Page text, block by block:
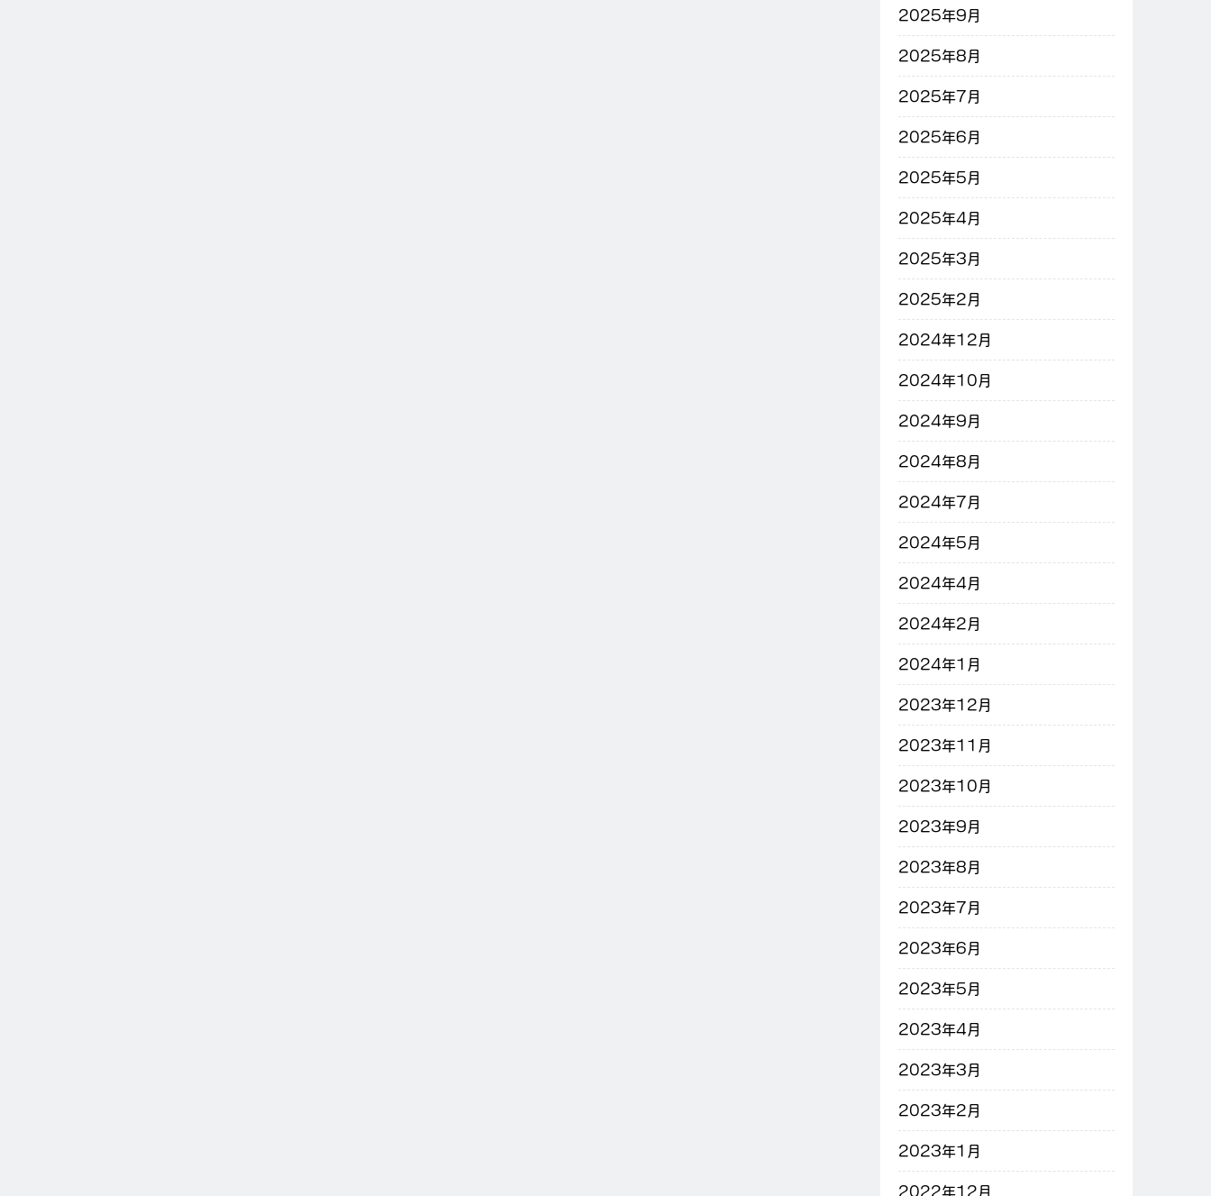
2025年9月
2025年8月
2025年7月
2025年6月
2025年5月
2025年4月
2025年3月
2025年2月
2024年12月
2024年10月
2024年9月
2024年8月
2024年7月
2024年5月
2024年4月
2024年2月
2024年1月
2023年12月
2023年11月
2023年10月
2023年9月
2023年8月
2023年7月
2023年6月
2023年5月
2023年4月
2023年3月
2023年2月
2023年1月
2022年12月